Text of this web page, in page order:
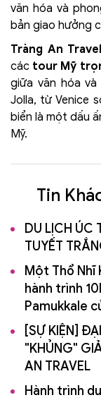
văn hóa và
bản giao hưởng
Tràng An Travel
các tour Mỹ
giữa văn hóa
Jolla, từ Venice
biển là một dấu
Mỹ.
Tin
DU LỊCH
TUYẾT
Một Thổ Nhĩ
hành trình
Pamukkale
[SỰ KIỆN]
"KHỦNG"
AN TRAVEL
Hành trình